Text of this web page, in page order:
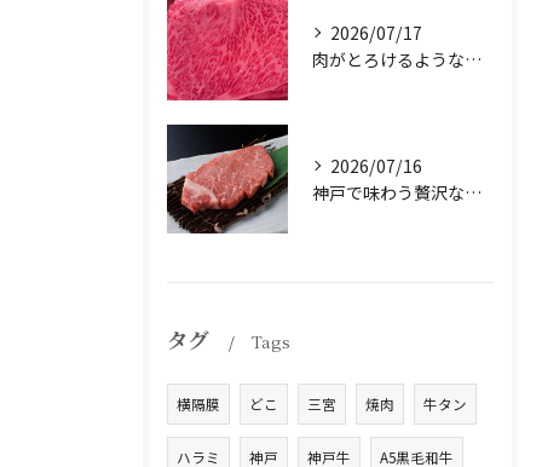
2026/07/17
肉がとろけるような味わいを体験したことはありますか？
2026/07/16
神戸で味わう贅沢なひとときを。
タグ Tags
横隔膜 どこ 三宮 焼肉 牛タン
ハラミ 神戸 神戸牛 A5黒毛和牛